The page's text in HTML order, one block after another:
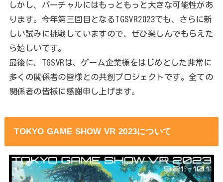
しかし、バーチャルにはもっともっと大きな可能性があ
ります。今年第三回目となるTGSVR2023でも、さらに新
しい試みに挑戦していますので、ぜひ楽しんでもらえた
ら嬉しいです。
最後に、TGSVRは、ゲーム企業様をはじめとした非常に
多くの関係者の皆様との共創プロジェクトです。全ての
関係者の皆様に感謝申し上げます。
TOKYO GAME SHOW VR 2023について